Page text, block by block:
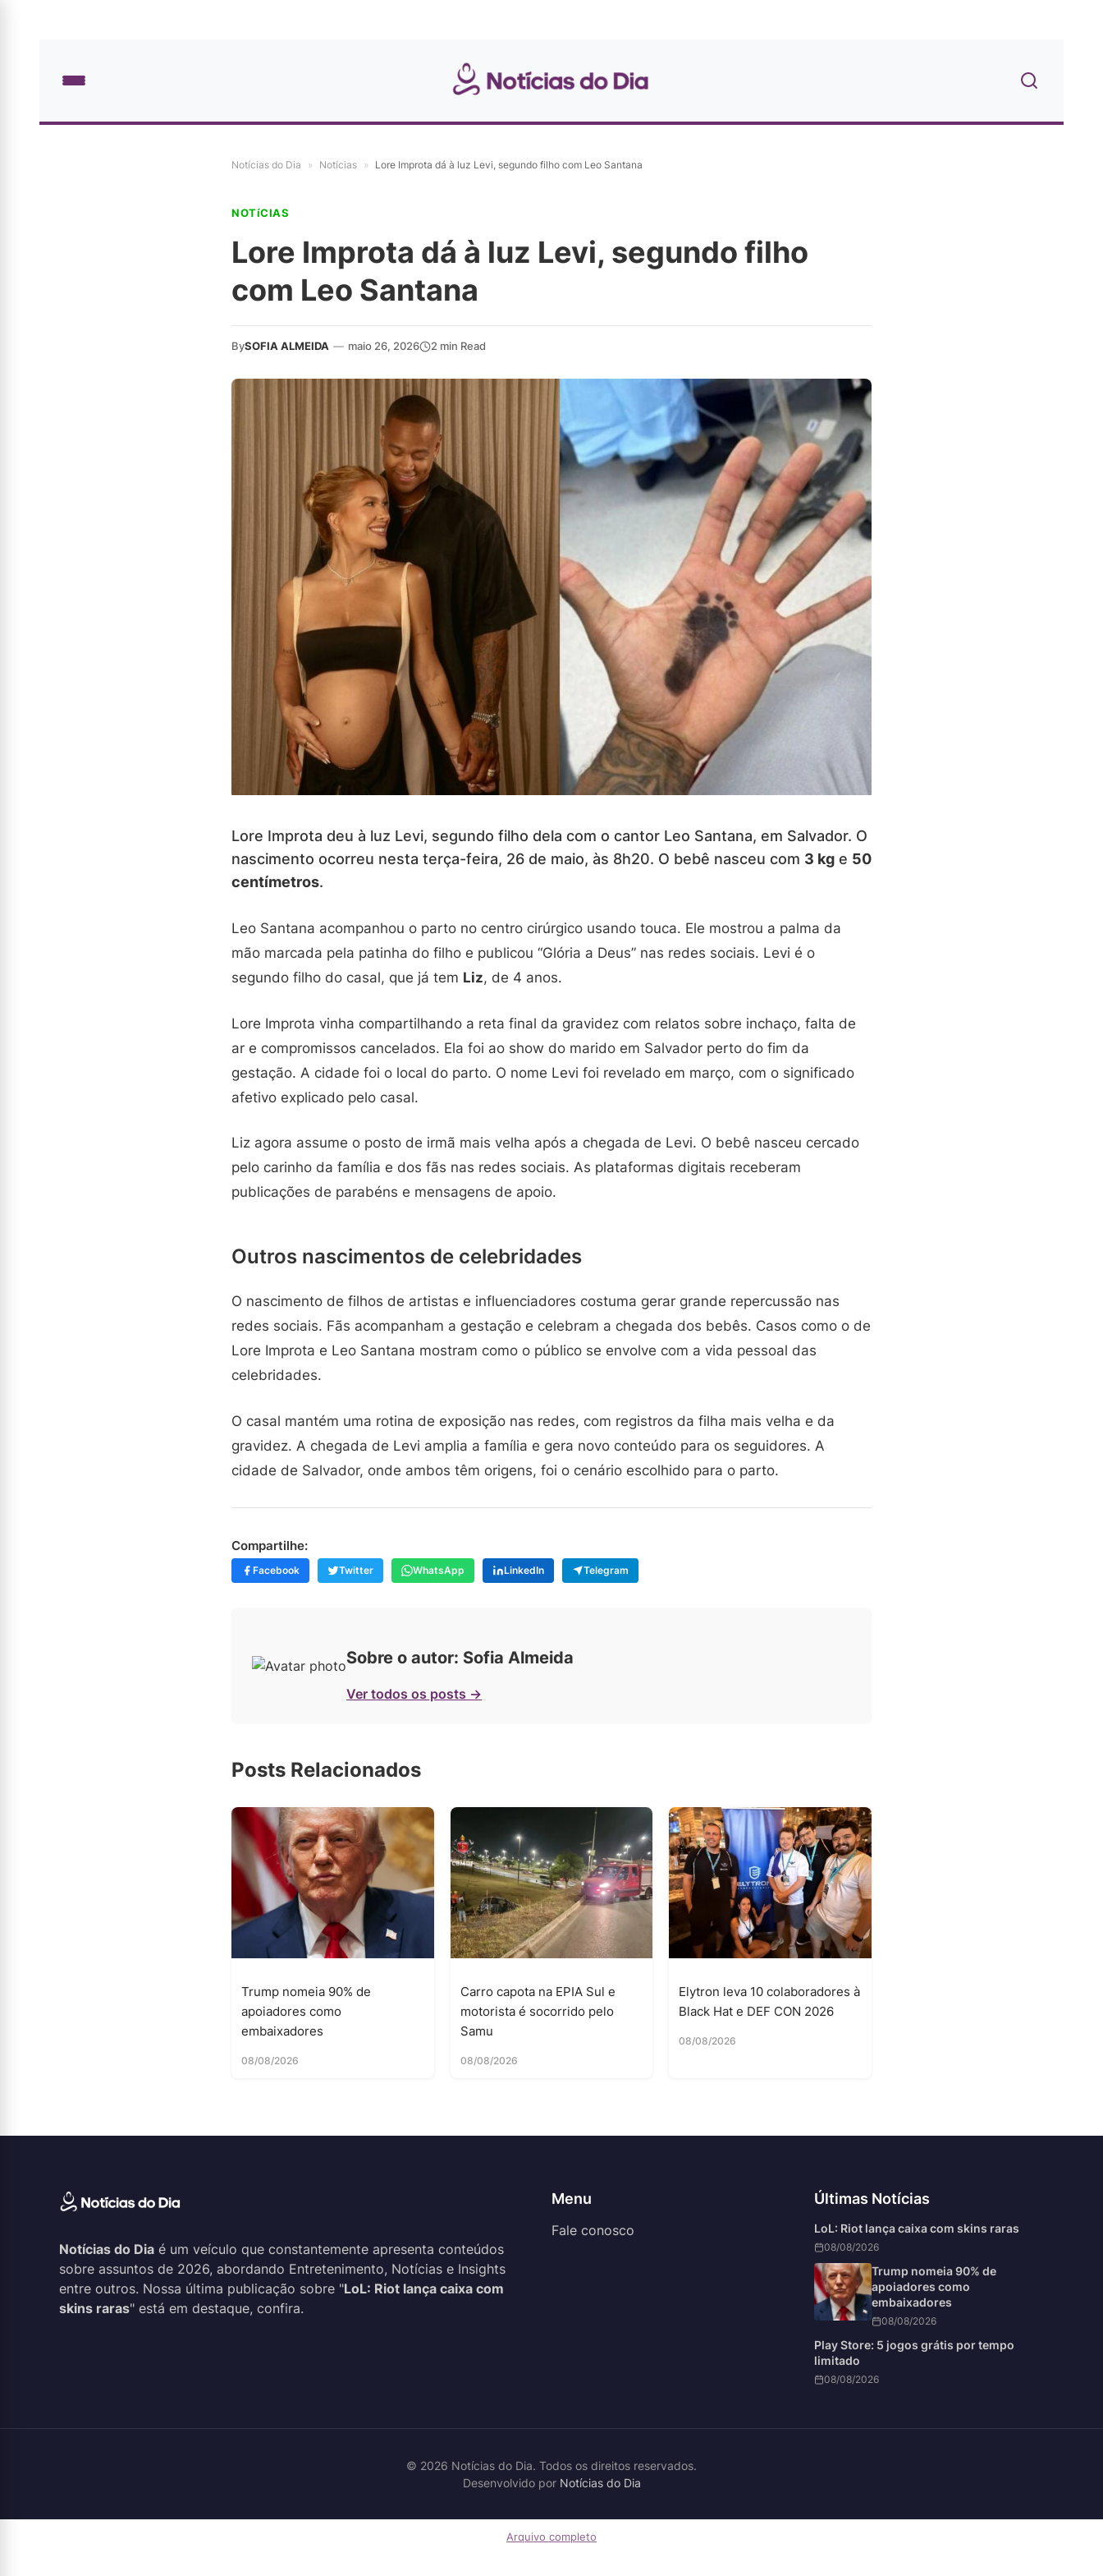
Notícias do Dia » Notícias » Lore Improta dá à luz Levi, segundo filho com Leo Santana
NOTíCIAS
Lore Improta dá à luz Levi, segundo filho
com Leo Santana
BySOFIA ALMEIDA — maio 26, 2026 2 min Read
Lore Improta deu à luz Levi, segundo filho dela com o cantor Leo Santana, em Salvador. O
nascimento ocorreu nesta terça-feira, 26 de maio, às 8h20. O bebê nasceu com 3 kg e 50
centímetros.
Leo Santana acompanhou o parto no centro cirúrgico usando touca. Ele mostrou a palma da
mão marcada pela patinha do filho e publicou “Glória a Deus” nas redes sociais. Levi é o
segundo filho do casal, que já tem Liz, de 4 anos.
Lore Improta vinha compartilhando a reta final da gravidez com relatos sobre inchaço, falta de
ar e compromissos cancelados. Ela foi ao show do marido em Salvador perto do fim da
gestação. A cidade foi o local do parto. O nome Levi foi revelado em março, com o significado
afetivo explicado pelo casal.
Liz agora assume o posto de irmã mais velha após a chegada de Levi. O bebê nasceu cercado
pelo carinho da família e dos fãs nas redes sociais. As plataformas digitais receberam
publicações de parabéns e mensagens de apoio.
Outros nascimentos de celebridades
O nascimento de filhos de artistas e influenciadores costuma gerar grande repercussão nas
redes sociais. Fãs acompanham a gestação e celebram a chegada dos bebês. Casos como o de
Lore Improta e Leo Santana mostram como o público se envolve com a vida pessoal das
celebridades.
O casal mantém uma rotina de exposição nas redes, com registros da filha mais velha e da
gravidez. A chegada de Levi amplia a família e gera novo conteúdo para os seguidores. A
cidade de Salvador, onde ambos têm origens, foi o cenário escolhido para o parto.
Compartilhe:
Facebook Twitter WhatsApp LinkedIn Telegram
Sobre o autor: Sofia Almeida
Ver todos os posts →
Posts Relacionados
Trump nomeia 90% de
apoiadores como
embaixadores
08/08/2026
Carro capota na EPIA Sul e
motorista é socorrido pelo
Samu
08/08/2026
Elytron leva 10 colaboradores à
Black Hat e DEF CON 2026
08/08/2026
Notícias do Dia é um veículo que constantemente apresenta conteúdos
sobre assuntos de 2026, abordando Entretenimento, Notícias e Insights
entre outros. Nossa última publicação sobre "LoL: Riot lança caixa com
skins raras" está em destaque, confira.
Menu
Fale conosco
Últimas Notícias
LoL: Riot lança caixa com skins raras
08/08/2026
Trump nomeia 90% de
apoiadores como
embaixadores
08/08/2026
Play Store: 5 jogos grátis por tempo
limitado
08/08/2026
© 2026 Notícias do Dia. Todos os direitos reservados.
Desenvolvido por Notícias do Dia
Arquivo completo